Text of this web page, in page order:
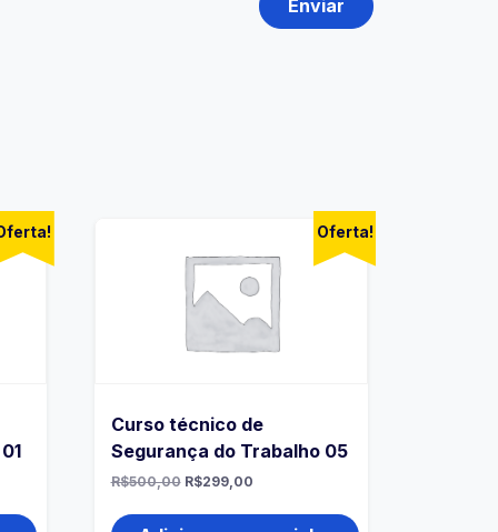
Oferta!
Curso técnico de
Segurança do Trabalho 05
R$500,00 R$299,00